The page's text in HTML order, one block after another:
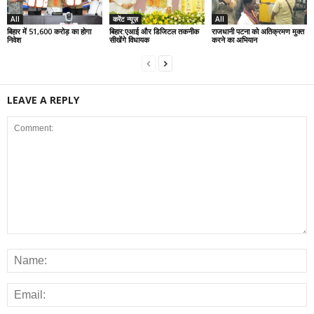
All
बिहार में 51,600 करोड़ का होगा
निवेश
करेंट न्यूज़
बिहार:एआई और डिजिटल तकनीक
सीखेंगे विधायक
All
राजधानी पटना को अतिक्रमण मुक्त
करने का अभियान
LEAVE A REPLY